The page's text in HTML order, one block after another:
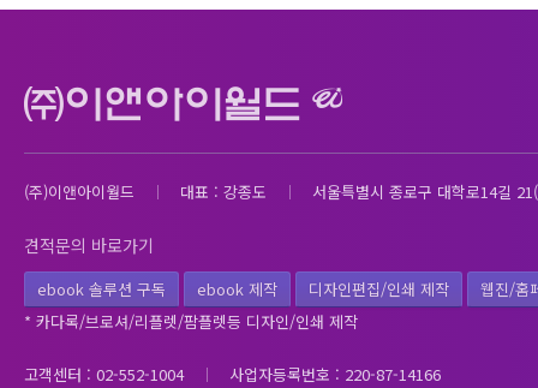
(주)이앤아이월드 대표 : 강종도 서울특별시 종로구 대학로14길
견적문의 바로가기
ebook 솔루션 구독 ebook 제작 디자인편집/인쇄 제작
웹진/홈
* 카다록/브로셔/리플렛/팜플렛등 디자인/인쇄 제작
고객센터 : 02-552-1004
사업자등록번호 : 220-87-14166